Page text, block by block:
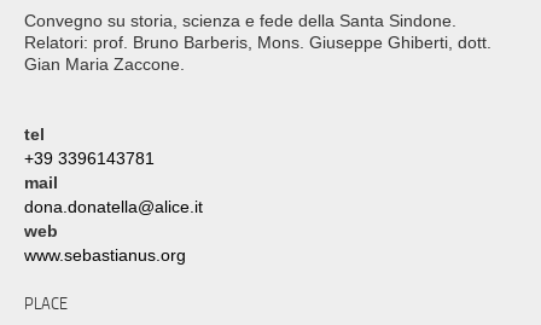
CONTACTS
PRESS
Convegno su storia, scienza e fede della Santa Sindone.
Relatori: prof. Bruno Barberis, Mons. Giuseppe Ghiberti, dott.
Gian Maria Zaccone.
tel
+39 3396143781
mail
dona.donatella@alice.it
web
www.sebastianus.org
PLACE